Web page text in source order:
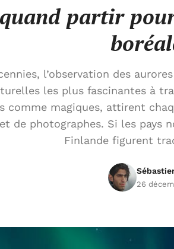
partir
l’observation des
les plus fascinantes à
comme magiques, attirent
de photographes. Si les pays
Finlande figurent
26